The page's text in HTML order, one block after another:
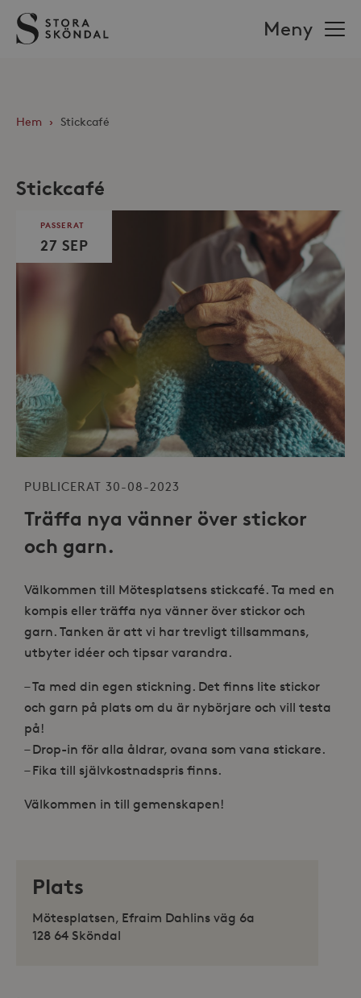
Stora
Sköndal
Meny
Hem › Stickcafé
Stickcafé
PASSERAT
27 SEP
PUBLICERAT 30-08-2023
Träffa nya vänner över stickor
och garn.
Välkommen till Mötesplatsens stickcafé. Ta med en
kompis eller träffa nya vänner över stickor och
garn. Tanken är att vi har trevligt tillsammans,
utbyter idéer och tipsar varandra.
– Ta med din egen stickning. Det finns lite stickor
och garn på plats om du är nybörjare och vill testa
på!
– Drop-in för alla åldrar, ovana som vana stickare.
– Fika till självkostnadspris finns.
Välkommen in till gemenskapen!
Plats
Mötesplatsen, Efraim Dahlins väg 6a
128 64 Sköndal